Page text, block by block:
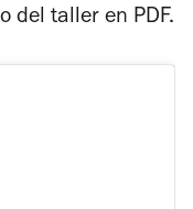
del taller en PDF.